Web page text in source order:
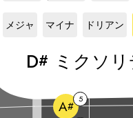
メジャ
マイナ
ドリアン
D# ミクソ
A# 5